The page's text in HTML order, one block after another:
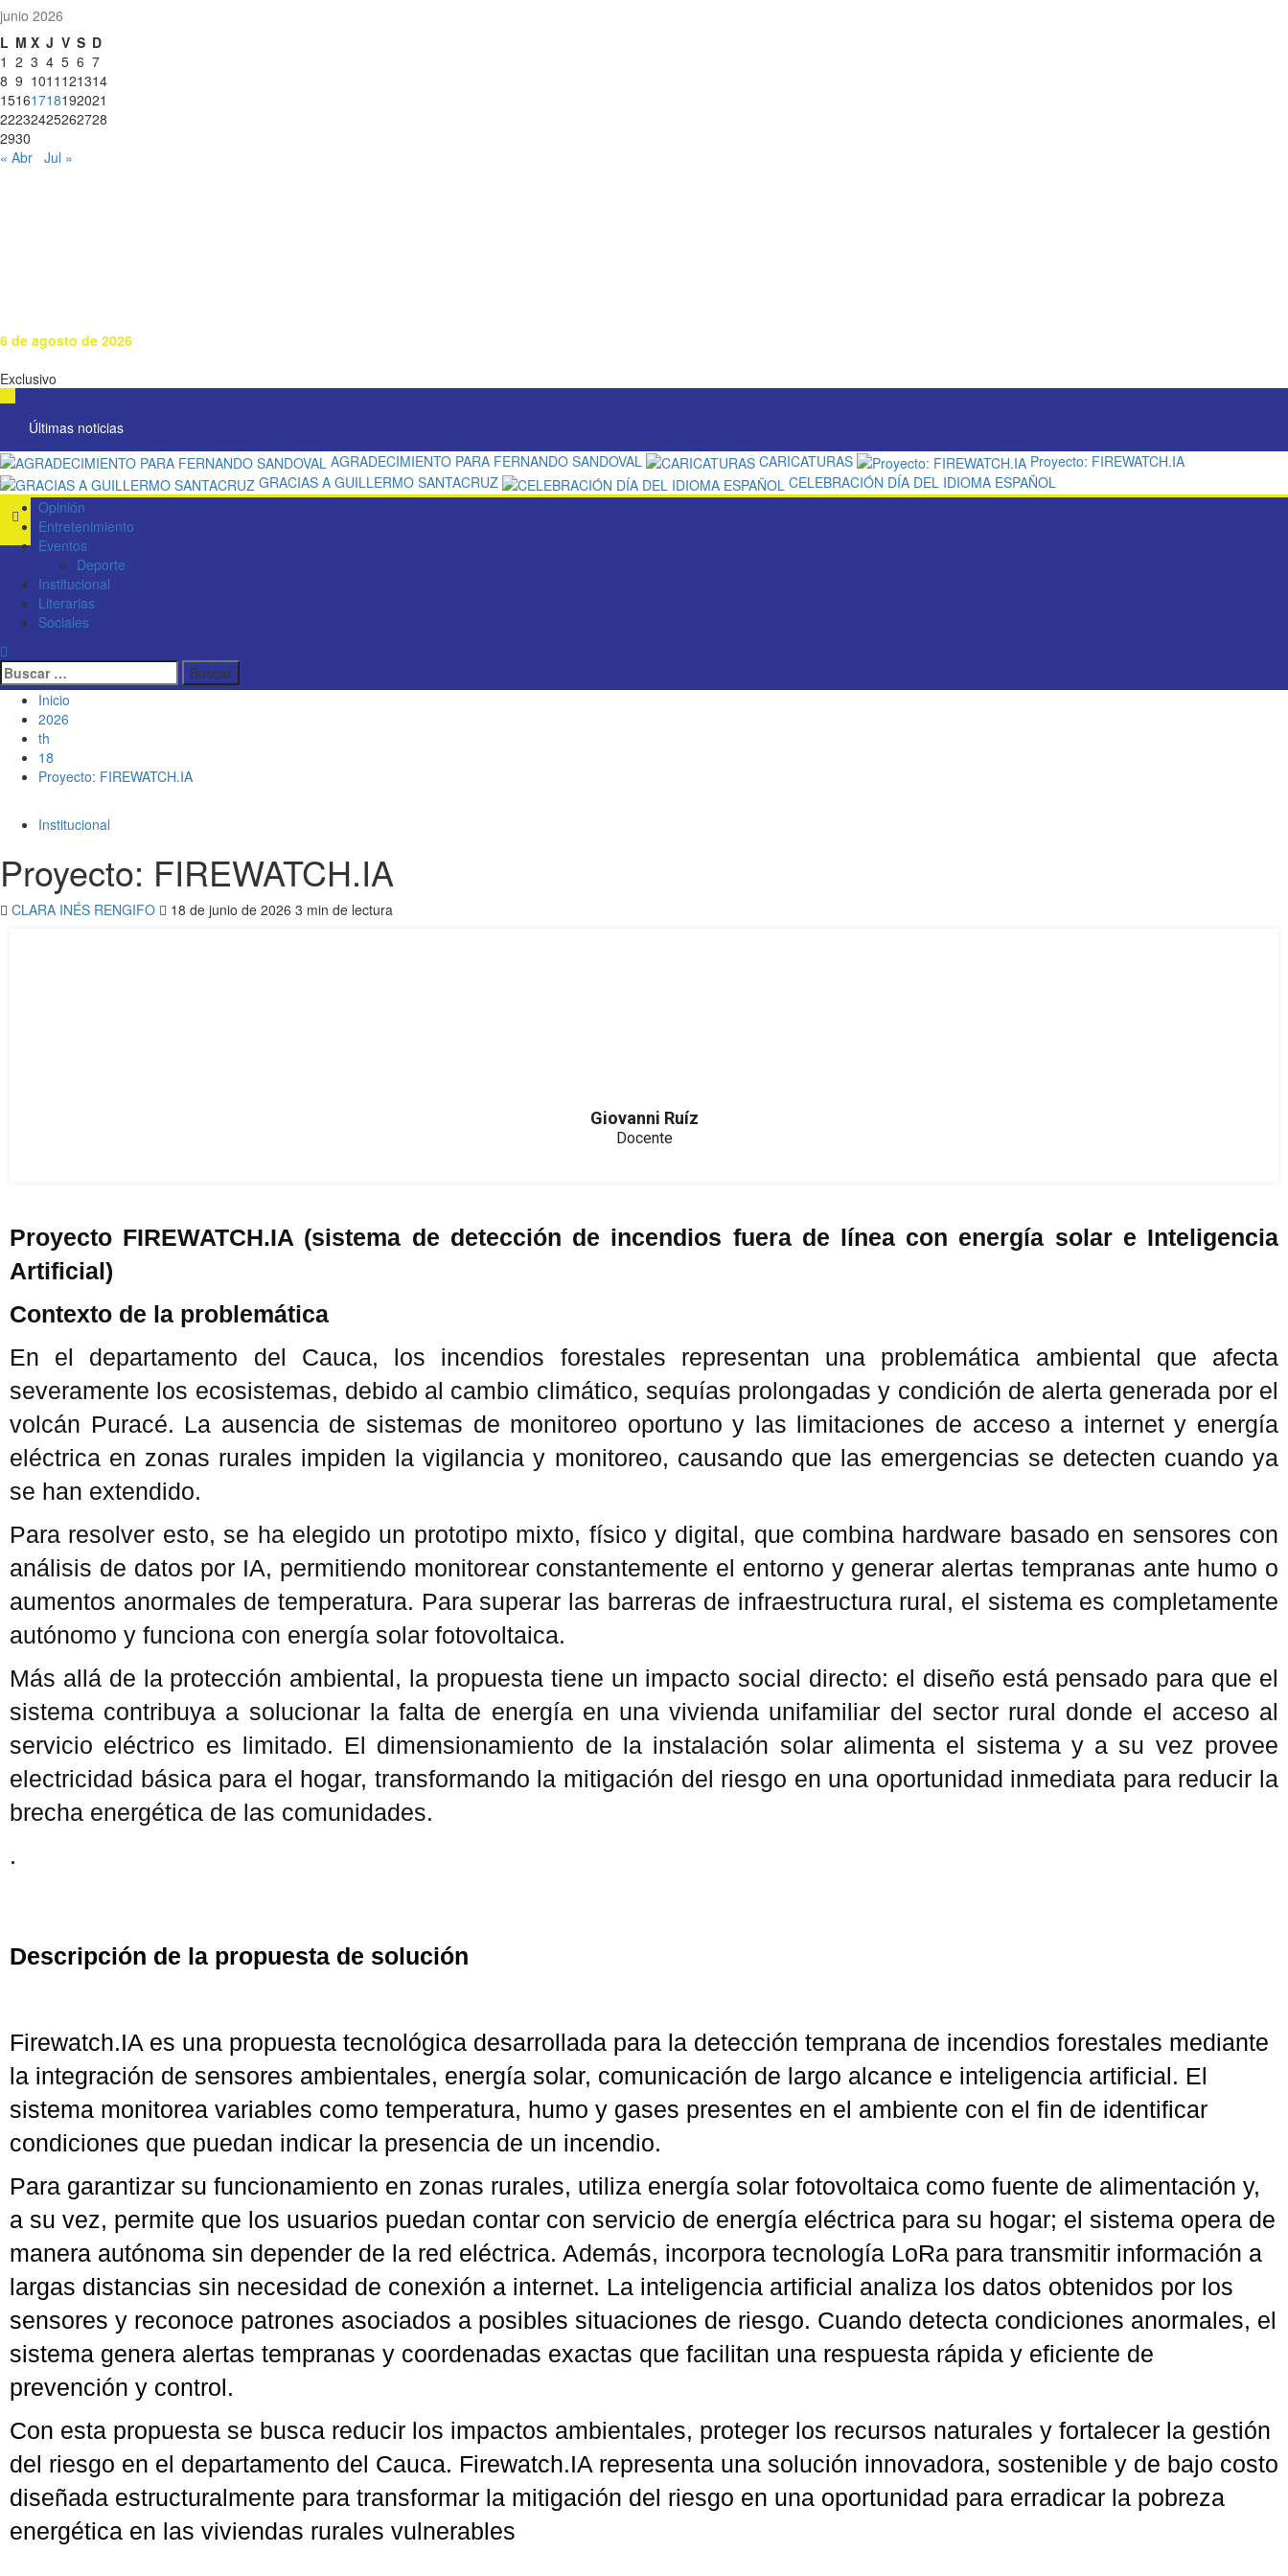
junio 2026
L M X J V S D
1 2 3 4 5 6 7
8 9 1011 121314
15161718192021
22232425262728
2930
« Abr Jul »
6 de agosto de 2026
Exclusivo
Últimas noticias
AGRADECIMIENTO PARA FERNANDO SANDOVAL
CARICATURAS
Proyecto: FIREWATCH.IA
GRACIAS A GUILLERMO SANTACRUZ
CELEBRACIÓN DÍA DEL IDIOMA ESPAÑOL
Opinión
Entretenimiento
Eventos
Deporte
Institucional
Literarias
Sociales
Inicio
2026
th
18
Proyecto: FIREWATCH.IA
Institucional
Proyecto: FIREWATCH.IA
CLARA INÉS RENGIFO 18 de junio de 2026 3 min de lectura
Giovanni Ruíz
Docente
Proyecto FIREWATCH.IA (sistema de detección de incendios fuera de línea con energía solar e Inteligencia
Artificial)
Contexto de la problemática
En el departamento del Cauca, los incendios forestales representan una problemática ambiental que afecta
severamente los ecosistemas, debido al cambio climático, sequías prolongadas y condición de alerta generada por el
volcán Puracé. La ausencia de sistemas de monitoreo oportuno y las limitaciones de acceso a internet y energía
eléctrica en zonas rurales impiden la vigilancia y monitoreo, causando que las emergencias se detecten cuando ya
se han extendido.
Para resolver esto, se ha elegido un prototipo mixto, físico y digital, que combina hardware basado en sensores con
análisis de datos por IA, permitiendo monitorear constantemente el entorno y generar alertas tempranas ante humo o
aumentos anormales de temperatura. Para superar las barreras de infraestructura rural, el sistema es completamente
autónomo y funciona con energía solar fotovoltaica.
Más allá de la protección ambiental, la propuesta tiene un impacto social directo: el diseño está pensado para que el
sistema contribuya a solucionar la falta de energía en una vivienda unifamiliar del sector rural donde el acceso al
servicio eléctrico es limitado. El dimensionamiento de la instalación solar alimenta el sistema y a su vez provee
electricidad básica para el hogar, transformando la mitigación del riesgo en una oportunidad inmediata para reducir la
brecha energética de las comunidades.
.
Descripción de la propuesta de solución
Firewatch.IA es una propuesta tecnológica desarrollada para la detección temprana de incendios forestales mediante
la integración de sensores ambientales, energía solar, comunicación de largo alcance e inteligencia artificial. El
sistema monitorea variables como temperatura, humo y gases presentes en el ambiente con el fin de identificar
condiciones que puedan indicar la presencia de un incendio.
Para garantizar su funcionamiento en zonas rurales, utiliza energía solar fotovoltaica como fuente de alimentación y,
a su vez, permite que los usuarios puedan contar con servicio de energía eléctrica para su hogar; el sistema opera de
manera autónoma sin depender de la red eléctrica. Además, incorpora tecnología LoRa para transmitir información a
largas distancias sin necesidad de conexión a internet. La inteligencia artificial analiza los datos obtenidos por los
sensores y reconoce patrones asociados a posibles situaciones de riesgo. Cuando detecta condiciones anormales, el
sistema genera alertas tempranas y coordenadas exactas que facilitan una respuesta rápida y eficiente de
prevención y control.
Con esta propuesta se busca reducir los impactos ambientales, proteger los recursos naturales y fortalecer la gestión
del riesgo en el departamento del Cauca. Firewatch.IA representa una solución innovadora, sostenible y de bajo costo
diseñada estructuralmente para transformar la mitigación del riesgo en una oportunidad para erradicar la pobreza
energética en las viviendas rurales vulnerables